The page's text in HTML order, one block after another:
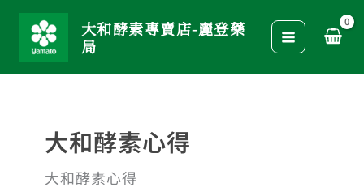
要
大和酵素專賣店-麗登藥
局
大和酵素心得
大和酵素心得